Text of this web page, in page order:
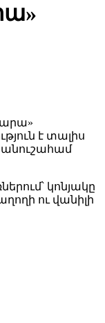
է տալիս
կոնյակը
ու վանիլի